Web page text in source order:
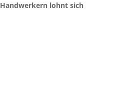
lohnt sich